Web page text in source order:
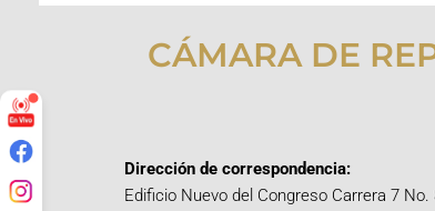
CÁMARA DE
Dirección de correspondencia:
Edificio Nuevo del Congreso Carrera 7 No.